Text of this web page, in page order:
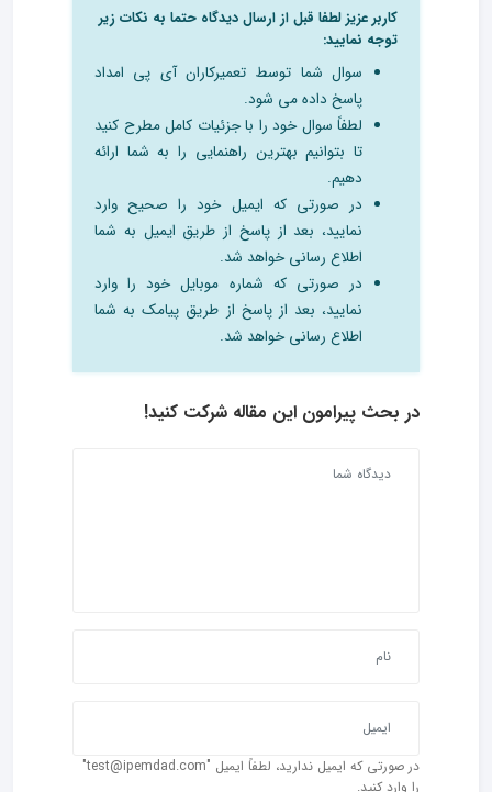
کاربر عزیز لطفا قبل از ارسال دیدگاه حتما به نکات زیر
توجه نمایید:
سوال شما توسط تعمیرکاران آی پی امداد
پاسخ داده می شود.
لطفاً سوال خود را با جزئیات کامل مطرح کنید
تا بتوانیم بهترین راهنمایی را به شما ارائه
دهیم.
در صورتی که ایمیل خود را صحیح وارد
نمایید، بعد از پاسخ از طریق ایمیل به شما
اطلاع رسانی خواهد شد.
در صورتی که شماره موبایل خود را وارد
نمایید، بعد از پاسخ از طریق پیامک به شما
اطلاع رسانی خواهد شد.
در بحث‌ پیرامون این مقاله شرکت کنید!
در صورتی که ایمیل ندارید، لطفاً ایمیل "test@ipemdad.com"
را وارد کنید.